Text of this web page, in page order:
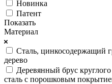
Новинка
Патент
Показать
Материал
Сталь, цинкосодержащий
дерево
Деревянный брус
сталь с порошковым